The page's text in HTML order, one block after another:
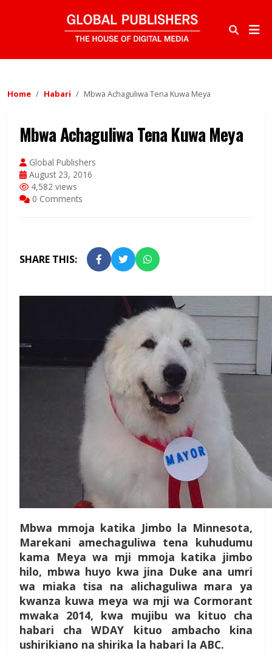
Home Habari Mbwa Achaguliwa Tena Kuwa Meya
Mbwa Achaguliwa Tena Kuwa Meya
Global Publishers
August 23, 2016
4,582 views
0 Comments
SHARE THIS:
Mbwa mmoja katika Jimbo la Minnesota,
Marekani amechaguliwa tena kuhudumu
kama Meya wa mji mmoja katika jimbo
hilo, mbwa huyo kwa jina Duke ana umri
wa miaka tisa na alichaguliwa mara ya
kwanza kuwa meya wa mji wa Cormorant
mwaka 2014, kwa mujibu wa kituo cha
habari cha WDAY kituo ambacho kina
ushirikiano na shirika la habari la ABC.